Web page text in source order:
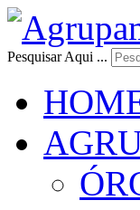
Pesquisar Aqui ...